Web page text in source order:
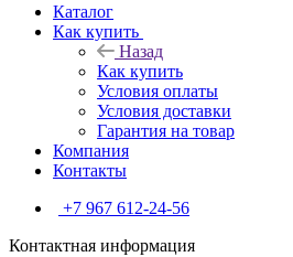
Каталог
Как купить
Назад
Как купить
Условия оплаты
Условия доставки
Гарантия на товар
Компания
Контакты
+7 967 612-24-56
Контактная информация